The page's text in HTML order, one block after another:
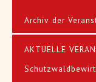
"Von
Hessen" -
Archiv der
AKTUELLE